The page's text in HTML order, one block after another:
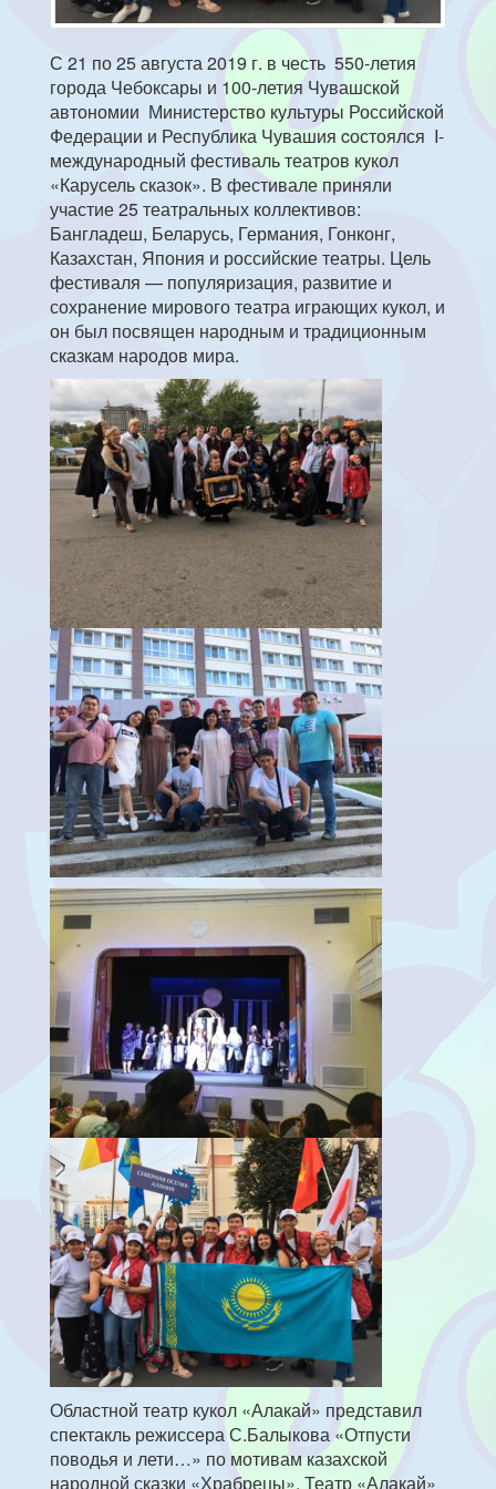
С 21 по 25 августа 2019 г. в честь 550-летия
города Чебоксары и 100-летия Чувашской
автономии Министерство культуры Российской
Федерации и Республика Чувашия cостоялся I-
международный фестиваль театров кукол
«Карусель сказок». В фестивале приняли
участие 25 театральных коллективов:
Бангладеш, Беларусь, Германия, Гонконг,
Казахстан, Япония и российские театры. Цель
фестиваля — популяризация, развитие и
сохранение мирового театра играющих кукол, и
он был посвящен народным и традиционным
сказкам народов мира.
Областной театр кукол «Алакай» представил
спектакль режиссера С.Балыкова «Отпусти
поводья и лети…» по мотивам казахской
народной сказки «Храбрецы». Театр «Алакай»